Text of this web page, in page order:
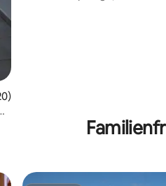
Bewertung: 4,93 von 5,